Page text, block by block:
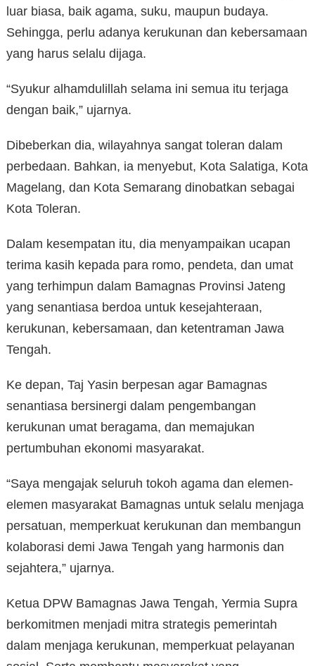
luar biasa, baik agama, suku, maupun budaya.
Sehingga, perlu adanya kerukunan dan kebersamaan
yang harus selalu dijaga.
“Syukur alhamdulillah selama ini semua itu terjaga
dengan baik,” ujarnya.
Dibeberkan dia, wilayahnya sangat toleran dalam
perbedaan. Bahkan, ia menyebut, Kota Salatiga, Kota
Magelang, dan Kota Semarang dinobatkan sebagai
Kota Toleran.
Dalam kesempatan itu, dia menyampaikan ucapan
terima kasih kepada para romo, pendeta, dan umat
yang terhimpun dalam Bamagnas Provinsi Jateng
yang senantiasa berdoa untuk kesejahteraan,
kerukunan, kebersamaan, dan ketentraman Jawa
Tengah.
Ke depan, Taj Yasin berpesan agar Bamagnas
senantiasa bersinergi dalam pengembangan
kerukunan umat beragama, dan memajukan
pertumbuhan ekonomi masyarakat.
“Saya mengajak seluruh tokoh agama dan elemen-
elemen masyarakat Bamagnas untuk selalu menjaga
persatuan, memperkuat kerukunan dan membangun
kolaborasi demi Jawa Tengah yang harmonis dan
sejahtera,” ujarnya.
Ketua DPW Bamagnas Jawa Tengah, Yermia Supra
berkomitmen menjadi mitra strategis pemerintah
dalam menjaga kerukunan, memperkuat pelayanan